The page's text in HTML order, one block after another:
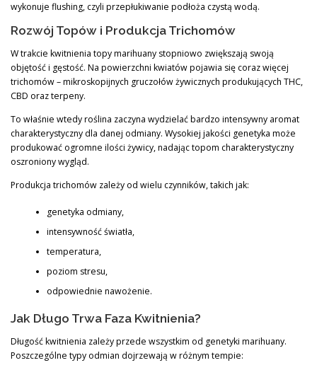
wykonuje flushing, czyli przepłukiwanie podłoża czystą wodą.
Rozwój Topów i Produkcja Trichomów
W trakcie kwitnienia topy marihuany stopniowo zwiększają swoją
objętość i gęstość. Na powierzchni kwiatów pojawia się coraz więcej
trichomów – mikroskopijnych gruczołów żywicznych produkujących THC,
CBD oraz terpeny.
To właśnie wtedy roślina zaczyna wydzielać bardzo intensywny aromat
charakterystyczny dla danej odmiany. Wysokiej jakości genetyka może
produkować ogromne ilości żywicy, nadając topom charakterystyczny
oszroniony wygląd.
Produkcja trichomów zależy od wielu czynników, takich jak:
genetyka odmiany,
intensywność światła,
temperatura,
poziom stresu,
odpowiednie nawożenie.
Jak Długo Trwa Faza Kwitnienia?
Długość kwitnienia zależy przede wszystkim od genetyki marihuany.
Poszczególne typy odmian dojrzewają w różnym tempie: